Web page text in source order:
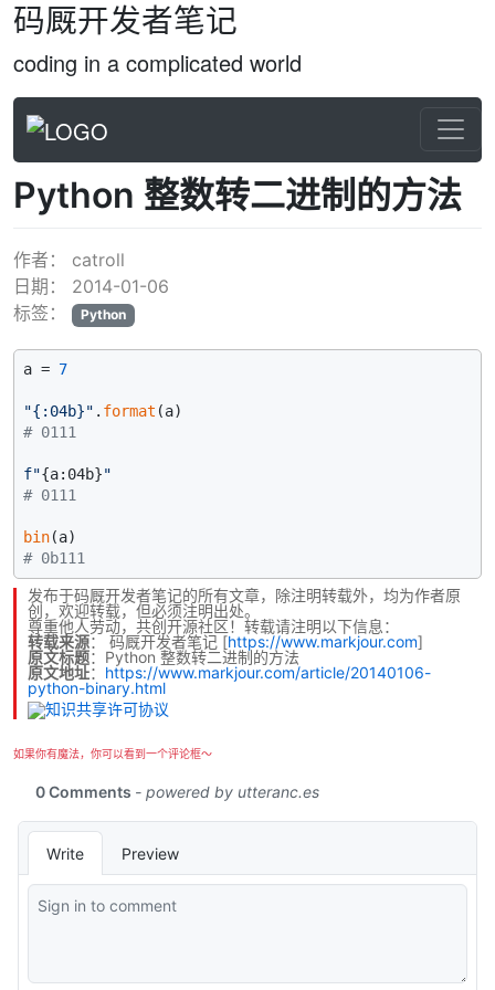
码厩开发者笔记
coding in a complicated world
Python 整数转二进制的方法
作者： catroll
日期： 2014-01-06
标签：
Python
a = 7
"{:04b}" . format
# 0111
f"{a:04b}"
# 0111
bin
# 0b111
发布于码厩开发者笔记的所有文章，除注明转载外，均为作者原
创，欢迎转载，但必须注明出处。
尊重他人劳动，共创开源社区！转载请注明以下信息：
转载来源： 码厩开发者笔记 [https://www.markjour.com]
原文标题：Python 整数转二进制的方法
原文地址： https://www.markjour.com/article/20140106-
python-binary.html
如果你有魔法，你可以看到一个评论框～